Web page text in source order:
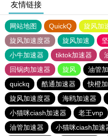
友情链接
网站地图 QuickQ 旋风加
旋风加速度器
旋风加速
小牛加速器
tiktok加速器
回锅肉加速器
旋风 油管
quickq
酷通加速器 快橙
旋风加速度器
海鸥加速器
小猫咪ciash加速器
老王vnp
油管加速器
小猫咪ciash加速